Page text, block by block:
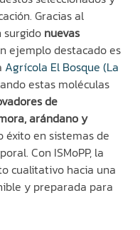
Gracias al
surgido nuevas
ejemplo destacado es
Agrícola El Bosque (La
estas moléculas
de
arándano y
éxito en sistemas de
Con ISMoPP, la
cualitativo hacia una
y preparada para